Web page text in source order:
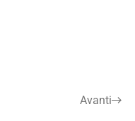
Avanti